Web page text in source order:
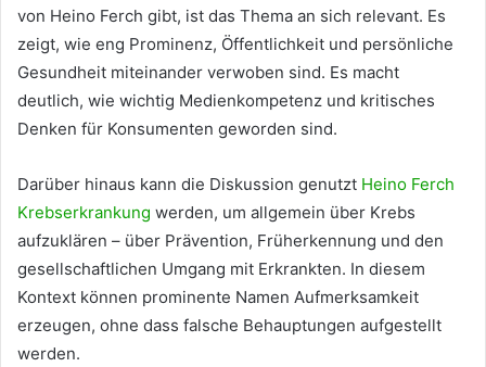
von Heino Ferch gibt, ist das Thema an sich relevant. Es
zeigt, wie eng Prominenz, Öffentlichkeit und persönliche
Gesundheit miteinander verwoben sind. Es macht
deutlich, wie wichtig Medienkompetenz und kritisches
Denken für Konsumenten geworden sind.
Darüber hinaus kann die Diskussion genutzt Heino Ferch
Krebserkrankung werden, um allgemein über Krebs
aufzuklären – über Prävention, Früherkennung und den
gesellschaftlichen Umgang mit Erkrankten. In diesem
Kontext können prominente Namen Aufmerksamkeit
erzeugen, ohne dass falsche Behauptungen aufgestellt
werden.